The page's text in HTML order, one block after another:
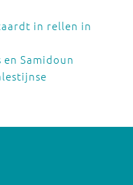
in rellen in
Samidoun